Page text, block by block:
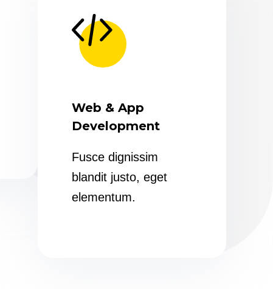
Web & App
Development
Fusce dignissim
blandit justo, eget
elementum.